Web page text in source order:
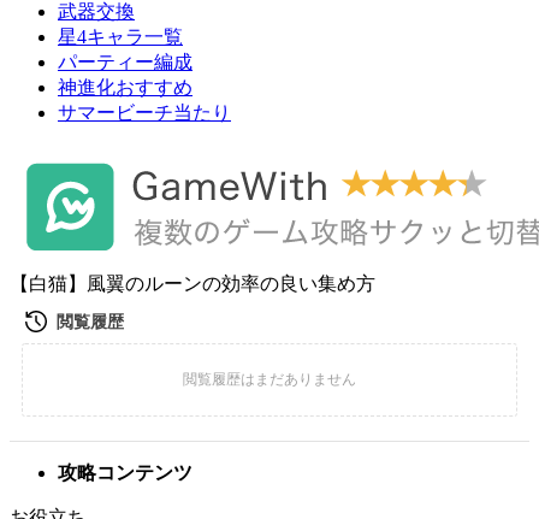
武器交換
星4キャラ一覧
パーティー編成
神進化おすすめ
サマービーチ当たり
【白猫】風翼のルーンの効率の良い集め方
攻略コンテンツ